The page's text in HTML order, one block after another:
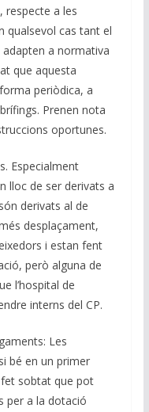
respecte a les
qualsevol cas tant el
adapten a normativa
que aquesta
periòdica, a
Prenen nota
oportunes.
Especialment
lloc de ser derivats a
derivats al de
desplaçament,
i estan fent
però alguna de
l’hospital de
interns del CP.
Les
bé en un primer
sobtat que pot
per a la dotació